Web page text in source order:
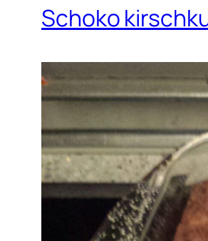
Schoko